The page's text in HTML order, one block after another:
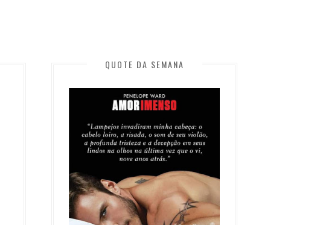
QUOTE DA SEMANA